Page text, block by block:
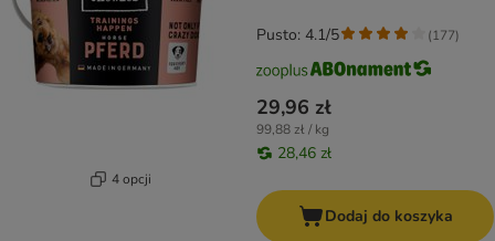
4 opcji
29,96 zł
99,88 zł / kg
28,46 zł
Pusto: 4.1/5 (177)
Dodaj do koszyka